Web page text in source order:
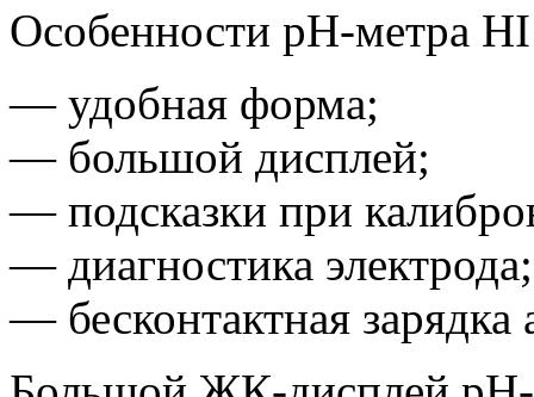
Особенности рН-метра
— удобная форма;
— большой дисплей;
— подсказки при
— диагностика электрода;
— бесконтактная зарядка